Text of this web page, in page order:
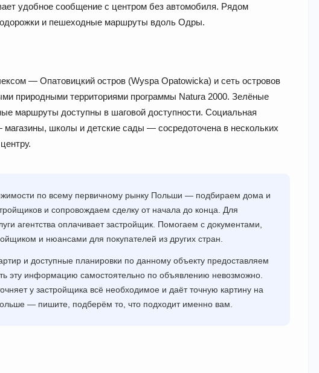
удобное сообщение с центром без автомобиля. Рядом
и пешеходные маршруты вдоль Одры.
— Опатовицкий остров (Wyspa Opatowicka) и сеть островов
природными территориями программы Natura 2000. Зелёные
маршруты доступны в шаговой доступности. Социальная
школы и детские сады — сосредоточена в нескольких
по всему первичному рынку Польши — подбираем дома и
и сопровождаем сделку от начала до конца. Для
агентства оплачивает застройщик. Помогаем с документами,
и нюансами для покупателей из других стран.
и доступные планировки по данному объекту предоставляем
эту информацию самостоятельно по объявлению невозможно.
у застройщика всё необходимое и даёт точную картину на
— пишите, подберём то, что подходит именно вам.